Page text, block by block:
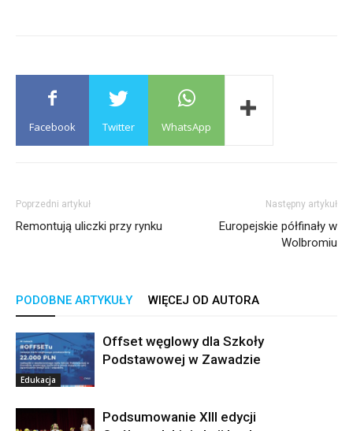
Facebook Twitter WhatsApp
Poprzedni artykuł
Remontują uliczki przy rynku
Następny artykuł
Europejskie półfinały w
Wolbromiu
PODOBNE ARTYKUŁY WIĘCEJ OD AUTORA
Edukacja
Offset węglowy dla Szkoły
Podstawowej w Zawadzie
Podsumowanie XIII edycji